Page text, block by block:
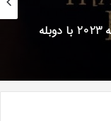
دانلود رایگان فیلم هندی جنگل سوخته 2023 با دوبله